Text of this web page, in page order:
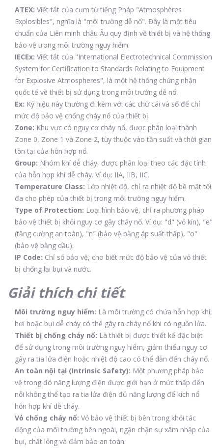
ATEX: Viết tắt của cụm từ tiếng Pháp "Atmosphères
Explosibles", nghĩa là "môi trường dễ nổ". Đây là một tiêu
chuẩn của Liên minh châu Âu quy định về thiết bị và hệ thống
bảo vệ trong môi trường nguy hiểm.
IECEx: Viết tắt của "International Electrotechnical Commission
System for Certification to Standards Relating to Equipment
for Explosive Atmospheres", là một hệ thống chứng nhận
quốc tế về thiết bị sử dụng trong môi trường dễ nổ.
Ex: Ký hiệu này thường đi kèm với các chữ cái và số để chỉ
mức độ bảo vệ chống cháy nổ của thiết bị.
Zone: Khu vực có nguy cơ cháy nổ, được phân loại thành
Zone 0, Zone 1 và Zone 2, tùy thuộc vào tần suất và thời gian
tồn tại của hỗn hợp nổ.
Group: Nhóm khí dễ cháy, được phân loại theo các đặc tính
của hỗn hợp khí dễ cháy. Ví dụ: IIA, IIB, IIC.
Temperature Class: Lớp nhiệt độ, chỉ ra nhiệt độ bề mặt tối
đa cho phép của thiết bị trong môi trường nguy hiểm.
Type of Protection: Loại hình bảo vệ, chỉ ra phương pháp
bảo vệ thiết bị khỏi nguy cơ gây cháy nổ. Ví dụ: "d" (vỏ kín), "e"
(tăng cường an toàn), "n" (bảo vệ bằng áp suất thấp), "o"
(bảo vệ bằng dầu).
IP Code: Chỉ số bảo vệ, cho biết mức độ bảo vệ của vỏ thiết
bị chống lại bụi và nước.
Giải thích chi tiết
Môi trường nguy hiểm: Là môi trường có chứa hỗn hợp khí,
hơi hoặc bụi dễ cháy có thể gây ra cháy nổ khi có nguồn lửa.
Thiết bị chống cháy nổ: Là thiết bị được thiết kế đặc biệt
để sử dụng trong môi trường nguy hiểm, giảm thiểu nguy cơ
gây ra tia lửa điện hoặc nhiệt độ cao có thể dẫn đến cháy nổ.
An toàn nội tại (Intrinsic Safety): Một phương pháp bảo
vệ trong đó năng lượng điện được giới hạn ở mức thấp đến
nỗi không thể tạo ra tia lửa điện đủ năng lượng để kích nổ
hỗn hợp khí dễ cháy.
Vỏ chống cháy nổ: Vỏ bảo vệ thiết bị bên trong khỏi tác
động của môi trường bên ngoài, ngăn chặn sự xâm nhập của
bụi, chất lỏng và đảm bảo an toàn.